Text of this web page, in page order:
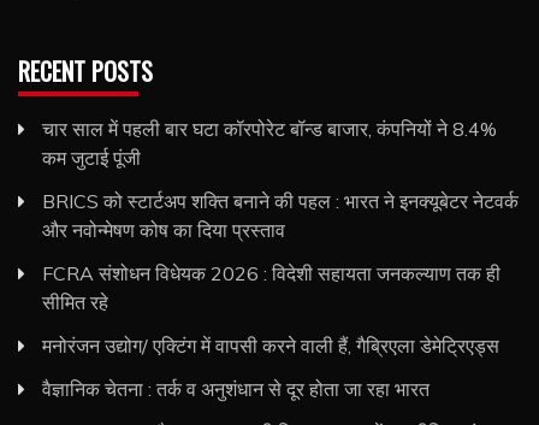
RECENT POSTS
चार साल में पहली बार घटा कॉरपोरेट बॉन्ड बाजार, कंपनियों ने 8.4%
कम जुटाई पूंजी
BRICS को स्टार्टअप शक्ति बनाने की पहल : भारत ने इनक्यूबेटर नेटवर्क
और नवोन्मेषण कोष का दिया प्रस्ताव
FCRA संशोधन विधेयक 2026 : विदेशी सहायता जनकल्याण तक ही
सीमित रहे
मनोरंजन उद्योग/ एक्टिंग में वापसी करने वाली हैं, गैब्रिएला डेमेट्रिएड्स
वैज्ञानिक चेतना : तर्क व अनुशंधान से दूर होता जा रहा भारत